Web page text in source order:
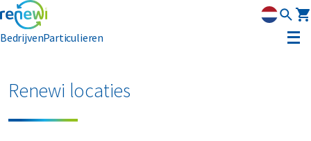
BedrijvenParticulieren
Renewi locaties